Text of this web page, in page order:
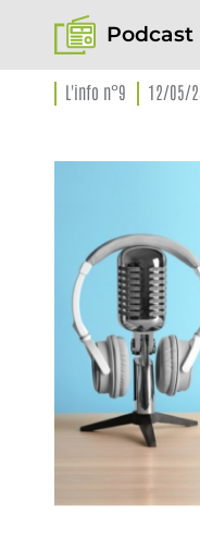
Podcast
L'info n°9 12/05/